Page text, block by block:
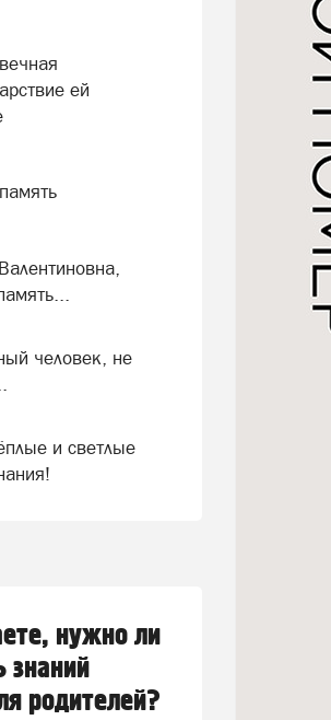
ей
человек, не
и светлые
нужно ли
знаний
родителей?